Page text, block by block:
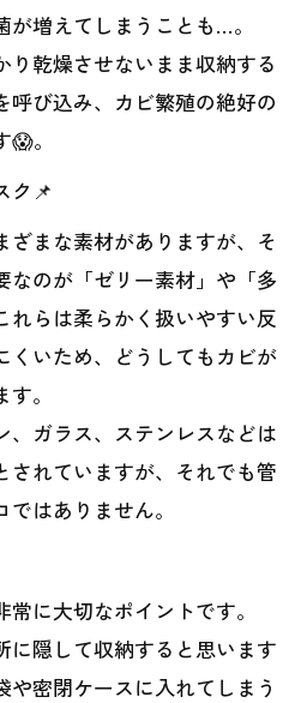
増えてしまうことも…。
り乾燥させないまま収納する
呼び込み、カビ繁殖の絶好の
。
ク📌
ざまな素材がありますが、そ
なのが「ゼリー素材」や「多
れらは柔らかく扱いやすい反
くいため、どうしてもカビが
。
、ガラス、ステンレスなどは
されていますが、それでも管
はありません。
常に大切なポイントです。
に隠して収納すると思います
密閉ケースに入れてしまう